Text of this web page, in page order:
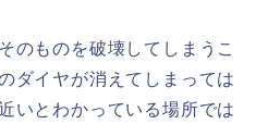
のものを破壊してしまうこ
ダイヤが消えてしまっては
いとわかっている場所では